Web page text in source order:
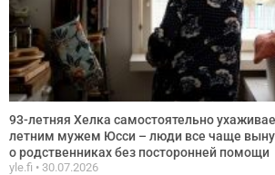
93-летняя Хелка самостоятельно
летним мужем Юсси – люди все чаще
о родственниках без посторонней помощи
yle.fi 30.07.2026